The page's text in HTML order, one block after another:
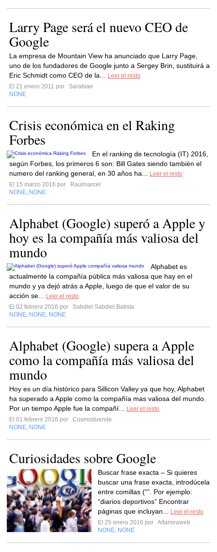
Larry Page será el nuevo CEO de
Google
La empresa de Mountain View ha anunciado que Larry Page,
uno de los fundadores de Google junto a Sergey Brin, sustituirá a
Eric Schmidt como CEO de la...
Leer el resto
El 21 enero 2011 por
Sarabiae
NONE
Crisis económica en el Raking
Forbes
En el ranking de tecnología (IT) 2016,
según Forbes, los primeros 6 son: Bill Gates siendo también el
numero del ranking general, en 30 años ha...
Leer el resto
El 15 marzo 2016 por
Raulmarcel
NONE NONE
Alphabet (Google) superó a Apple y
hoy es la compañía más valiosa del
mundo
Alphabet es
actualmente la compañía pública más valiosa que hay en el
mundo y ya dejó atrás a Apple, luego de que el valor de su
acción se...
Leer el resto
El 02 febrero 2016 por
Sabdiel Sabdiel Batista
NONE NONE NONE
Alphabet (Google) supera a Apple
como la compañía más valiosa del
mundo
Hoy es un día histórico para Sillicon Valley ya que hoy, Alphabet
ha superado a Apple como la compañía mas valiosa del mundo.
Por un tiempo Apple fue la compañí...
Leer el resto
El 01 febrero 2016 por
Cosmoduende
NONE NONE
Curiosidades sobre Google
Buscar frase exacta – Si quieres
buscar una frase exacta, introdúcela
entre comillas (“”. Por ejemplo:
“diarios deportivos” Encontrar
páginas que incluyan...
Leer el resto
El 25 enero 2016 por Altamiraweb
NONE NONE